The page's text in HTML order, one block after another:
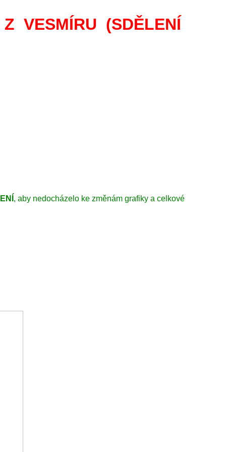
VESMÍRU (SDĚLENÍ
, aby nedocházelo ke změnám grafiky a celkové